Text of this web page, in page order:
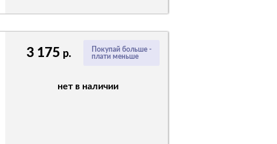
Покупай больше -
плати меньше
3 175 р.
нет в наличии